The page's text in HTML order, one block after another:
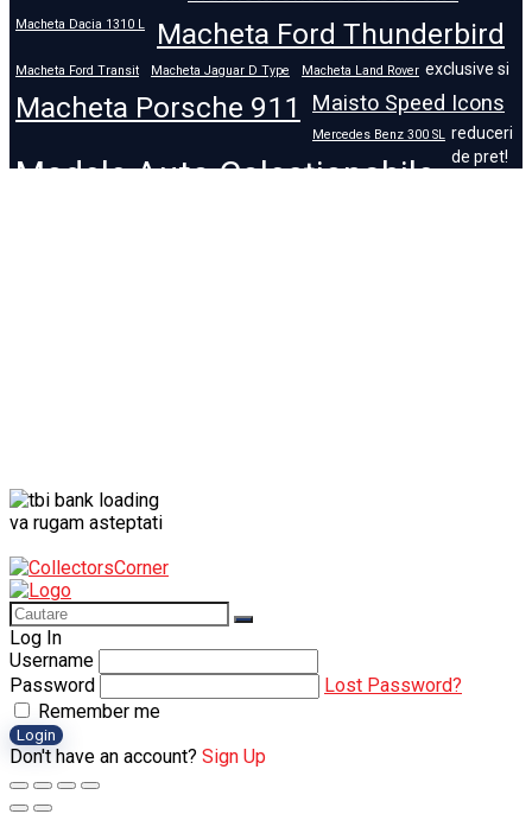
Macheta Dacia 1310 L Macheta Ford Thunderbird
Macheta Ford Transit Macheta Jaguar D Type Macheta Land Rover
Macheta Porsche 911 Maisto Speed Icons
Mercedes Benz 300 SL
Modele Auto Colecționabile.
exclusive si
reduceri
de pret!
va rugam asteptati
Log In
Username
Password
Lost Password?
Remember me
Login
Don't have an account? Sign Up